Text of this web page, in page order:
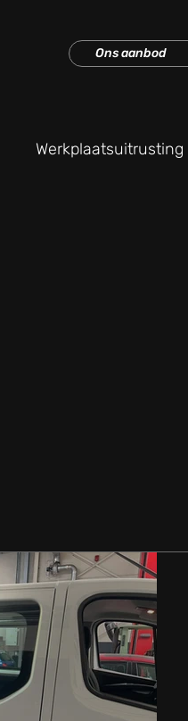
Ons aanbod
Werkplaatsuitrusting